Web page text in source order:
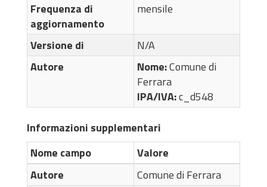
Frequenza di
aggiornamento
mensile
Versione di
N/A
Autore
Nome:Comune di
Ferrara
IPA/IVA:c_d548
Informazioni supplementari
Nome campo
Valore
Autore
Comune di Ferrara